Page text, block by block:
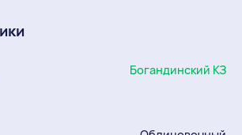
Богандинский КЗ